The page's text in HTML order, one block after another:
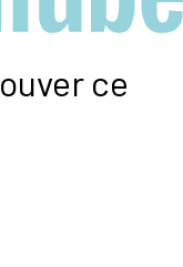
ce